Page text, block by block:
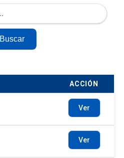
Buscar
ACCIÓN
Ver
Ver